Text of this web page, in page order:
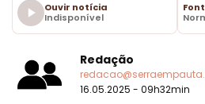
Ouvir notícia
Indisponível
Redação
16.05.2025 - 09h32min